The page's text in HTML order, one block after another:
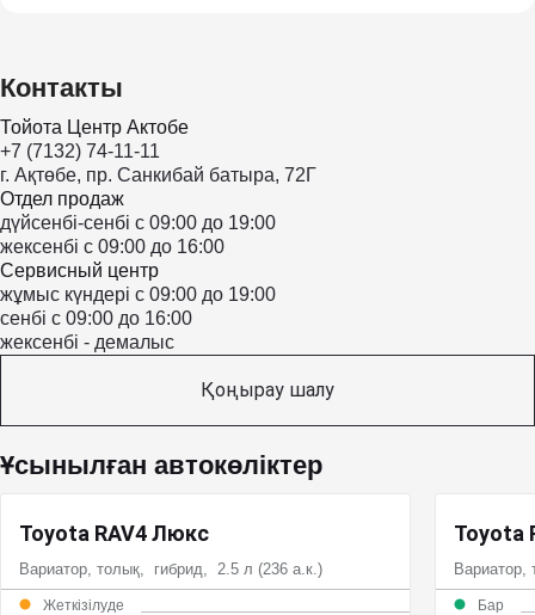
Контакты
Тойота Центр Актобе
+7 (7132) 74-11-11
г. Ақтөбе, пр. Санкибай батыра, 72Г
Отдел продаж
дүйсенбі-сенбі с 09:00 до 19:00
жексенбі с 09:00 до 16:00
Сервисный центр
жұмыс күндері с 09:00 до 19:00
сенбі с 09:00 до 16:00
жексенбі - демалыс
Қоңырау шалу
Ұсынылған автокөліктер
Toyota RAV4 Люкс
Вариатор, толық, гибрид, 2.5 л (236 а.к.)
Жеткізілуде
Toyota
Вариатор,
Бар